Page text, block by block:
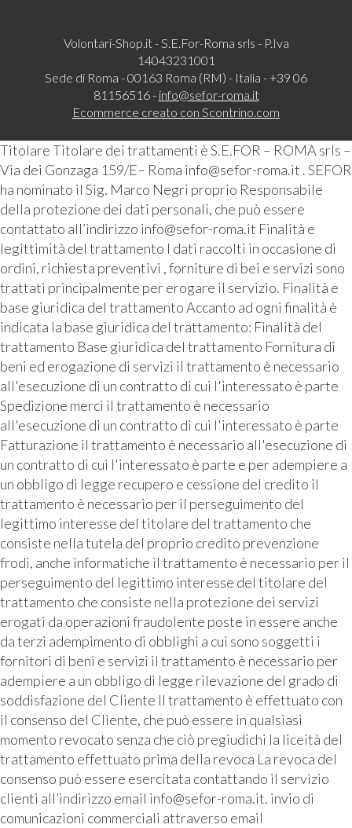
Volontari-Shop.it - S.E.For-Roma srls - P.Iva
14043231001
Sede di Roma - 00163 Roma (RM) - Italia - +39 06
81156516 - info@sefor-roma.it
Ecommerce creato con Scontrino.com
Titolare Titolare dei trattamenti è S.E.FOR – ROMA srls –
Via dei Gonzaga 159/E– Roma info@sefor-roma.it . SEFOR
ha nominato il Sig. Marco Negri proprio Responsabile
della protezione dei dati personali, che può essere
contattato all’indirizzo info@sefor-roma.it Finalità e
legittimità del trattamento I dati raccolti in occasione di
ordini, richiesta preventivi , forniture di bei e servizi sono
trattati principalmente per erogare il servizio. Finalità e
base giuridica del trattamento Accanto ad ogni finalità è
indicata la base giuridica del trattamento: Finalità del
trattamento Base giuridica del trattamento Fornitura di
beni ed erogazione di servizi il trattamento è necessario
all'esecuzione di un contratto di cui l'interessato è parte
Spedizione merci il trattamento è necessario
all'esecuzione di un contratto di cui l'interessato è parte
Fatturazione il trattamento è necessario all'esecuzione di
un contratto di cui l'interessato è parte e per adempiere a
un obbligo di legge recupero e cessione del credito il
trattamento è necessario per il perseguimento del
legittimo interesse del titolare del trattamento che
consiste nella tutela del proprio credito prevenzione
frodi, anche informatiche il trattamento è necessario per il
perseguimento del legittimo interesse del titolare del
trattamento che consiste nella protezione dei servizi
erogati da operazioni fraudolente poste in essere anche
da terzi adempimento di obblighi a cui sono soggetti i
fornitori di beni e servizi il trattamento è necessario per
adempiere a un obbligo di legge rilevazione del grado di
soddisfazione del Cliente Il trattamento è effettuato con
il consenso del Cliente, che può essere in qualsiasi
momento revocato senza che ciò pregiudichi la liceità del
trattamento effettuato prima della revoca La revoca del
consenso può essere esercitata contattando il servizio
clienti all’indirizzo email info@sefor-roma.it. invio di
comunicazioni commerciali attraverso email